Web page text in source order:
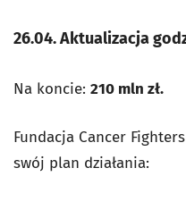
26.04. Aktualizacja
Na koncie: 210 mln zł.
Fundacja Cancer
swój plan działania: